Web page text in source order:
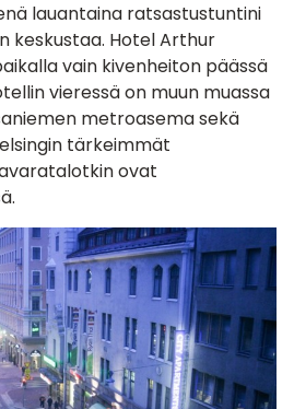
lauantaina ratsastustuntini
keskustaa. Hotel Arthur
vain kivenheiton päässä
vieressä on muun muassa
metroasema sekä
tärkeimmät
ovat